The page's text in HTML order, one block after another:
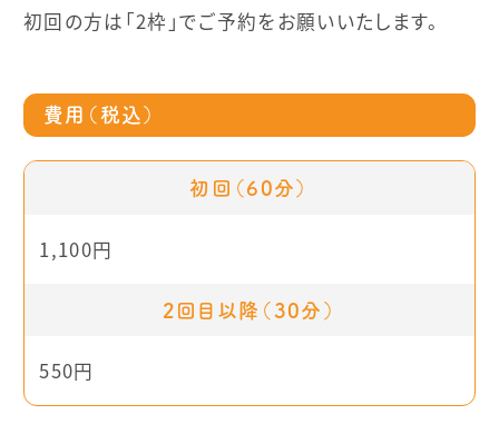
初回の方は「2枠」でご予約をお願いいたします。
費用（税込）
初回（60分）
1,100円
2回目以降（30分）
550円